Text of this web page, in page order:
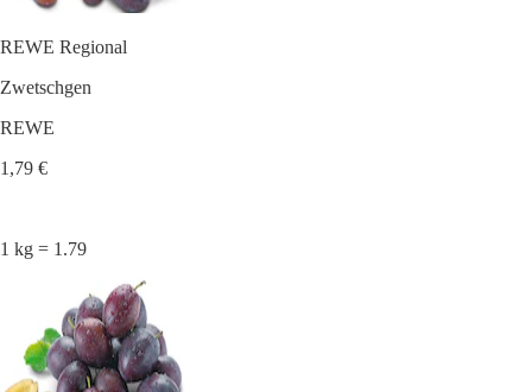
REWE Regional
Zwetschgen
REWE
1,79 €
1 kg = 1.79